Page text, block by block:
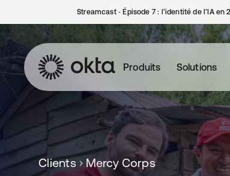
Streamcast ‑ Épisode 7 : l’identité de l’IA en
Produits Solutions
Clients Mercy Corps